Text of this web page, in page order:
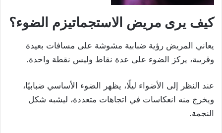
كيف يرى مريض الاستجماتيزم الضوء؟
يعاني المريض رؤية ضبابية مشوشة على مسافات بعيدة
وقريبة، يركز الضوء على عدة نقاط وليس نقطة واحدة.
عند النظر إلى الأضواء ليلًا، يظهر الضوء الأساسي ضبابيًا،
ويخرج منه انعكاسات في اتجاهات متعددة، ليشبه شكل
النجمة.